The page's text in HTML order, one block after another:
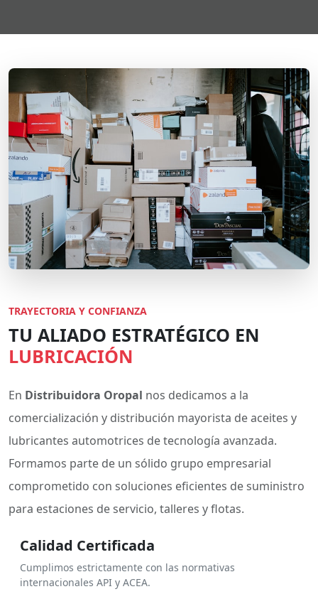
TRAYECTORIA Y CONFIANZA
TU ALIADO ESTRATÉGICO EN
LUBRICACIÓN
En Distribuidora Oropal nos dedicamos a la
comercialización y distribución mayorista de aceites y
lubricantes automotrices de tecnología avanzada.
Formamos parte de un sólido grupo empresarial
comprometido con soluciones eficientes de suministro
para estaciones de servicio, talleres y flotas.
Calidad Certificada
Cumplimos estrictamente con las normativas
internacionales API y ACEA.